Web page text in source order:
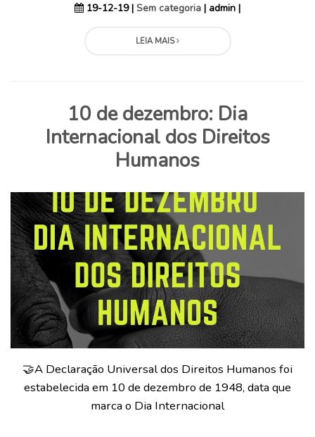
19-12-19 | Sem categoria | admin |
LEIA MAIS
10 de dezembro: Dia
Internacional dos Direitos
Humanos
🤝A Declaração Universal dos Direitos Humanos foi
estabelecida em 10 de dezembro de 1948, data que
marca o Dia Internacional